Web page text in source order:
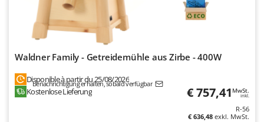
Zephir
ZGrills
Zomax
Waldner Family - Getreidemühle aus Zirbe - 400W
Disponible à partir du 25/08/2026
Benachrichtigung erhalten, sobald verfügbar
Kostenlose Lieferung € 757,41 MwSt.
inkl.
R-56
€ 636,48 exkl. MwSt.